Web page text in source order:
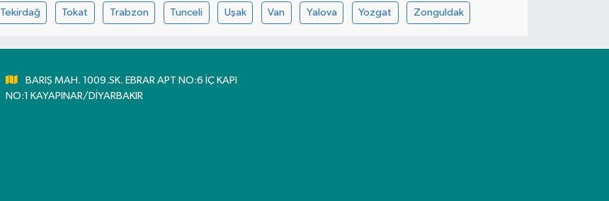
Tekirdağ Tokat Trabzon Tunceli Uşak Van Yalova Yozgat Zonguldak
BARIŞ MAH. 1009.SK. EBRAR APT NO:6 İÇ KAPI
NO:1 KAYAPINAR/DİYARBAKIR